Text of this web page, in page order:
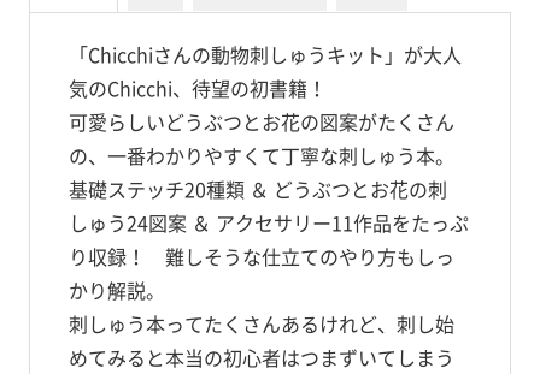
「Chicchiさんの動物刺しゅうキット」が大人
気のChicchi、待望の初書籍！
可愛らしいどうぶつとお花の図案がたくさん
の、一番わかりやすくて丁寧な刺しゅう本。
基礎ステッチ20種類 ＆ どうぶつとお花の刺
しゅう24図案 ＆ アクセサリー11作品をたっぷ
り収録！ 難しそうな仕立てのやり方もしっ
かり解説。
刺しゅう本ってたくさんあるけれど、刺し始
めてみると本当の初心者はつまずいてしまう